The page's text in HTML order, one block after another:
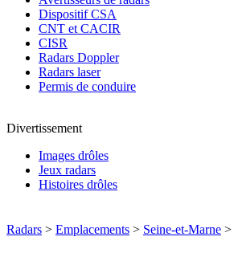
Dispositif CSA
CNT et CACIR
CISR
Radars Doppler
Radars laser
Permis de conduire
Divertissement
Images drôles
Jeux radars
Histoires drôles
Radars > Emplacements > Seine-et-Marne >